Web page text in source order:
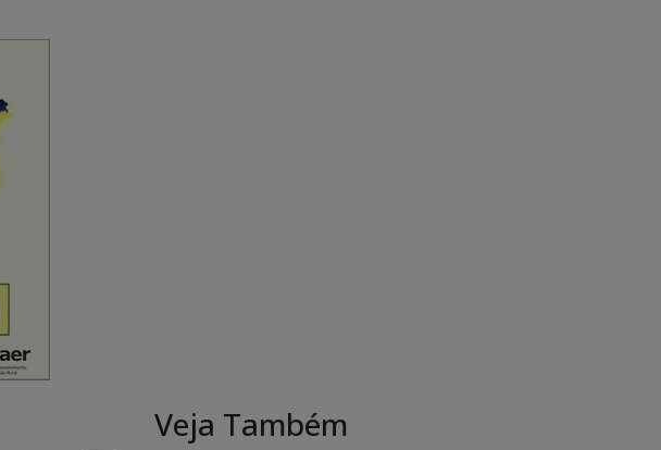
Veja Também